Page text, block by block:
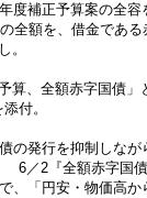
度補正予算案の全
全額を、借金であ
。
算、全額赤字国債」
付。
の発行を抑制しな
6／2『全額赤字国
、「円安・物価高